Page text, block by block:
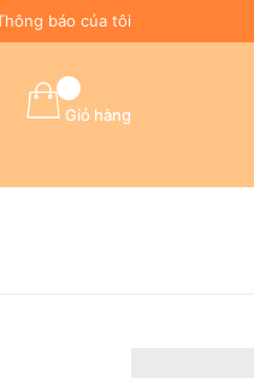
báo của tôi
Giỏ hàng